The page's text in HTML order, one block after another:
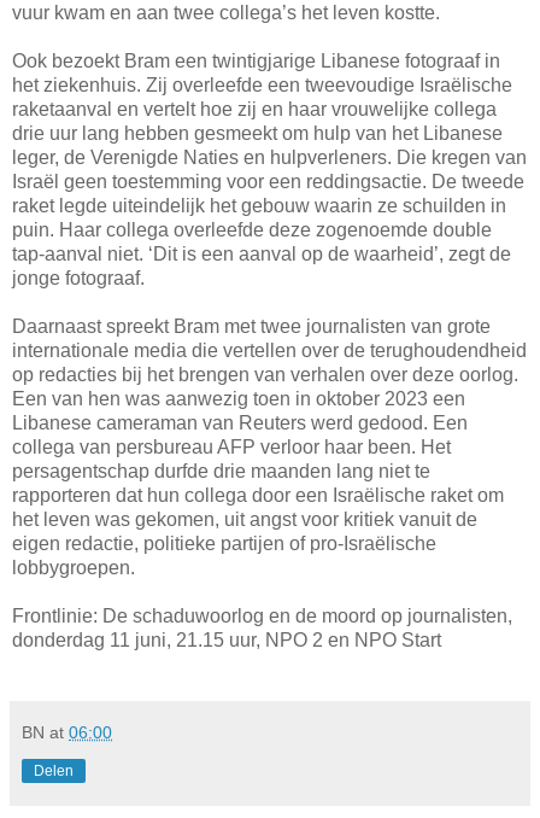
vuur kwam en aan twee collega’s het leven kostte.
Ook bezoekt Bram een twintigjarige Libanese fotograaf in
het ziekenhuis. Zij overleefde een tweevoudige Israëlische
raketaanval en vertelt hoe zij en haar vrouwelijke collega
drie uur lang hebben gesmeekt om hulp van het Libanese
leger, de Verenigde Naties en hulpverleners. Die kregen van
Israël geen toestemming voor een reddingsactie. De tweede
raket legde uiteindelijk het gebouw waarin ze schuilden in
puin. Haar collega overleefde deze zogenoemde double
tap-aanval niet. ‘Dit is een aanval op de waarheid’, zegt de
jonge fotograaf.
Daarnaast spreekt Bram met twee journalisten van grote
internationale media die vertellen over de terughoudendheid
op redacties bij het brengen van verhalen over deze oorlog.
Een van hen was aanwezig toen in oktober 2023 een
Libanese cameraman van Reuters werd gedood. Een
collega van persbureau AFP verloor haar been. Het
persagentschap durfde drie maanden lang niet te
rapporteren dat hun collega door een Israëlische raket om
het leven was gekomen, uit angst voor kritiek vanuit de
eigen redactie, politieke partijen of pro-Israëlische
lobbygroepen.
Frontlinie: De schaduwoorlog en de moord op journalisten,
donderdag 11 juni, 21.15 uur, NPO 2 en NPO Start
BN at 06:00
Delen